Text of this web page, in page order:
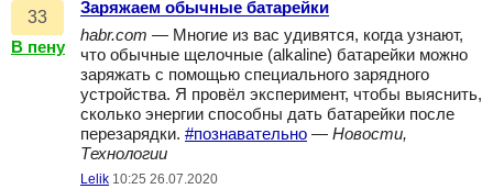
33
В пену
Заряжаем обычные батарейки
habr.com — Многие из вас удивятся, когда узнают,
что обычные щелочные (alkaline) батарейки можно
заряжать с помощью специального зарядного
устройства. Я провёл эксперимент, чтобы выяснить,
сколько энергии способны дать батарейки после
перезарядки. #познавательно — Новости,
Технологии
Lelik 10:25 26.07.2020